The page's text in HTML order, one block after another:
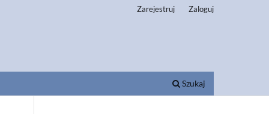
Szukaj
Zarejestruj Zaloguj